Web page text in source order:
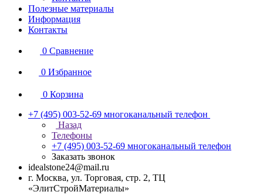
Полезные материалы
Информация
Контакты
0 Сравнение
0 Избранное
0 Корзина
+7 (495) 003-52-69 многоканальный телефон
Назад
Телефоны
+7 (495) 003-52-69 многоканальный телефон
Заказать звонок
idealstone24@mail.ru
г. Москва, ул. Торговая, стр. 2, ТЦ
«ЭлитСтройМатериалы»